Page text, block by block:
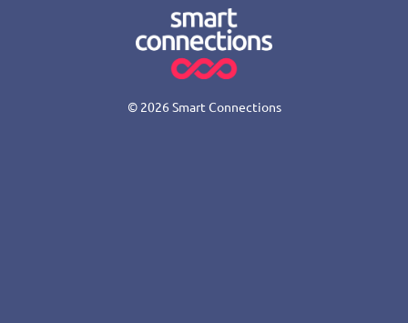
© 2026 Smart Connections